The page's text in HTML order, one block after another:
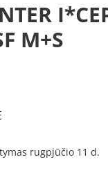
M+S
rugpjūčio 11 d.